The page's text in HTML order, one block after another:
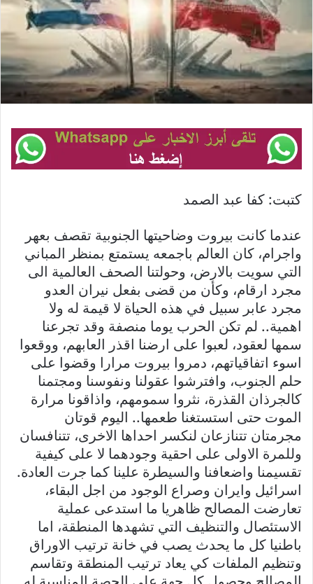
كتبت: كفا عبد الصمد
عندما كانت بيروت وضاحيتها الجنوبية تقصف بعهر
واجرام، كان العالم باجمعه يستمتع بمنظر المباني
التي سويت بالارض، وحولتنا الصحف العالمية الى
مجرد ارقام، وكأن من قضى بفعل نيران العدو
مجرد عابر سبيل في هذه الحياة لا قيمة له ولا
اهمية.. لم تكن الحرب يوما منصفة وقد تجرعنا
سمها لعقود، لعبوا على ارضنا اقذر العابهم، ووقعوا
اسوء اتفاقياتهم، دمروا بيروت مرارا وقضوا على
حلم الجنوب، وافترشوا عقولنا ونفوسنا ومجتمنا
كالجرذان القذرة، نثروا سمومهم، واذاقونا مرارة
الموت حتى استستغنا طعمها.. اليوم قوتان
مجرمتان تتنازعان لنكسر احداها الاخرى، تتنافسان
وللمرة الاولى على احقية وجودهما لا على كيفية
تقسيمنا واضعافنا والسيطرة علينا كما جرت العادة.
اسرائيل وايران وصراع الوجود من اجل البقاء،
تعارضت المصالح ظاهريا ما استدعى عملية
الاستئصال والتنظيف التي تشهدها المنطقة، اما
باطنيا كل ما يحدث يصب في خانة ترتيب الاوراق
وتنظيم الملفات كي يعاد ترتيب المنطقة وتقاسم